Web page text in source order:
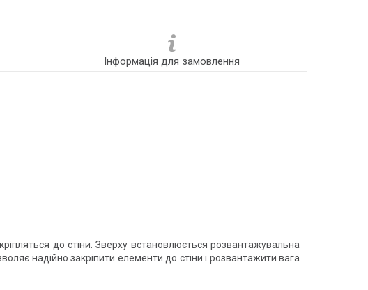
Інформація для замовлення
до стіни. Зверху встановлюється розвантажувальна
надійно закріпити елементи до стіни і розвантажити вага